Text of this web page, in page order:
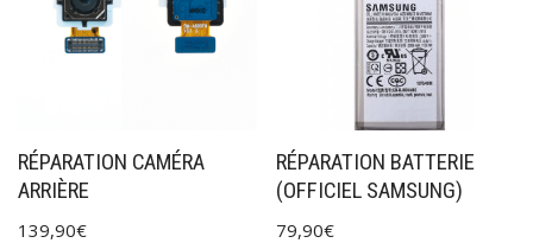
RÉPARATION CAMÉRA
ARRIÈRE
139,90€
RÉPARATION BATTERIE
(OFFICIEL SAMSUNG)
79,90€